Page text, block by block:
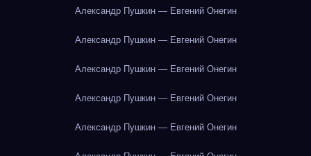
Александр Пушкин — Евгений Онегин
Александр Пушкин — Евгений Онегин
Александр Пушкин — Евгений Онегин
Александр Пушкин — Евгений Онегин
Александр Пушкин — Евгений Онегин